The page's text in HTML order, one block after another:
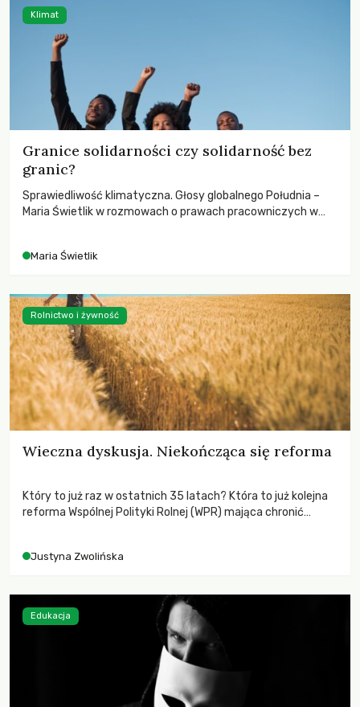
Granice solidarności czy solidarność bez
granic?
Sprawiedliwość klimatyczna. Głosy globalnego Południa –
Maria Świetlik w rozmowach o prawach pracowniczych w
Maria Świetlik
Klimat
Wieczna dyskusja. Niekończąca się reforma
Który to już raz w ostatnich 35 latach? Która to już kolejna
reforma Wspólnej Polityki Rolnej (WPR) mająca chronić
Justyna Zwolińska
Rolnictwo i żywność
Edukacja